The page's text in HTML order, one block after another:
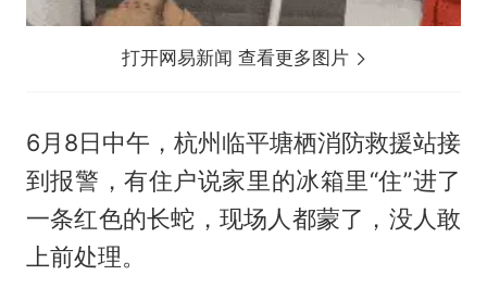
打开网易新闻 查看更多图片
6月8日中午，杭州临平塘栖消防救援站接
到报警，有住户说家里的冰箱里“住”进了
一条红色的长蛇，现场人都蒙了，没人敢
上前处理。